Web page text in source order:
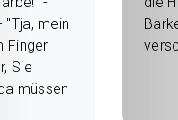
"Tja, mein
Finger
Sie
müssen